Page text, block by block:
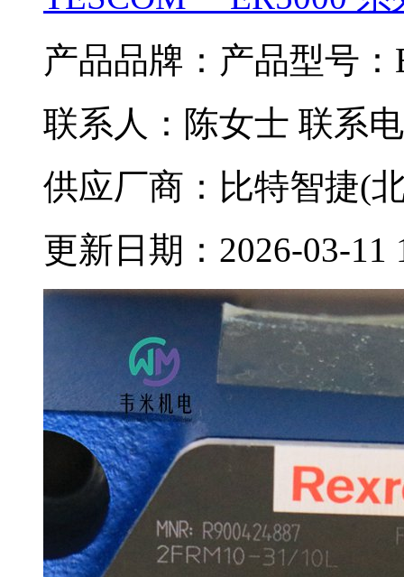
产品品牌： 产品型号：
联系人：陈女士 联系
供应厂商：比特智捷(
更新日期：2026-03-11